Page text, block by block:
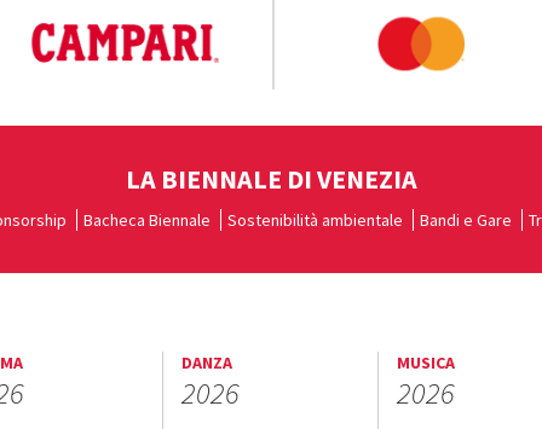
LA BIENNALE DI VENEZIA
Bacheca Biennale Sostenibilità ambientale Bandi e Gare
DANZA
2026
MUSICA
2026